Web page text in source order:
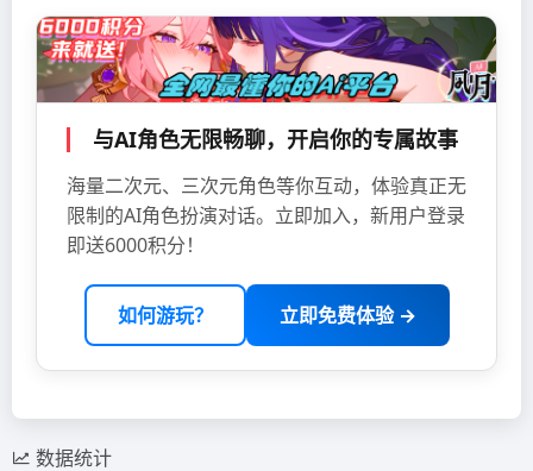
与AI角色无限畅聊，开启你的专属故事
海量二次元、三次元角色等你互动，体验真正无
限制的AI角色扮演对话。立即加入，新用户登录
即送6000积分！
如何游玩？ 立即免费体验 →
数据统计